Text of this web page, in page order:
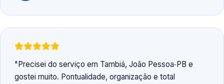
Precisei do serviço em Tambiá, João Pessoa‑PB e
gostei muito. Pontualidade, organização e total